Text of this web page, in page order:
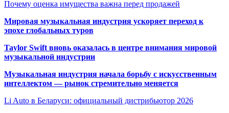
Почему оценка имущества важна перед продажей
Мировая музыкальная индустрия ускоряет переход к
эпохе глобальных туров
Taylor Swift вновь оказалась в центре внимания мировой
музыкальной индустрии
Музыкальная индустрия начала борьбу с искусственным
интеллектом — рынок стремительно меняется
Li Auto в Беларуси: официальный дистрибьютор 2026